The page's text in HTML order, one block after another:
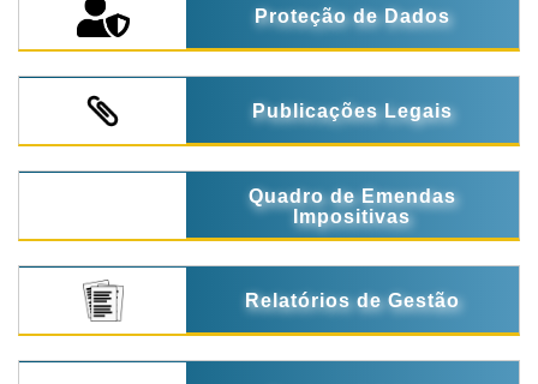
Proteção de Dados
Publicações Legais
Quadro de Emendas
Impositivas
Relatórios de Gestão